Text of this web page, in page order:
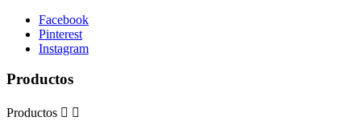
Facebook
Pinterest
Instagram
Productos
Productos  